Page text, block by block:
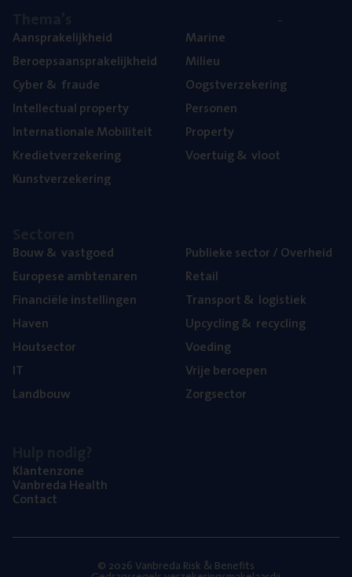
Aan­spra­ke­lijk­heid
Beroeps­aan­spra­ke­lijk­heid
Cyber& fraude
Intel­lec­tu­al property
Inter­na­ti­o­na­le Mobiliteit
Kre­diet­ver­ze­ke­ring
Kunst­ver­ze­ke­ring
Mari­ne
Mili­eu
Oogst­ver­ze­ke­ring
Per­so­nen
Pro­per­ty
Voer­tuig& vloot
Bouw& vastgoed
Euro­pe­se ambtenaren
Finan­ci­ë­le instellingen
Haven
Hout­sec­tor
IT
Land­bouw
Publie­ke sec­tor / Overheid
Retail
Trans­port& logistiek
Upcy­cling& recycling
Voe­ding
Vrije beroe­pen
Zorg­sec­tor
Klan­ten­zo­ne
Van­b­re­da Health
Con­tact
© 2026 Vanbreda Risk & Benefits